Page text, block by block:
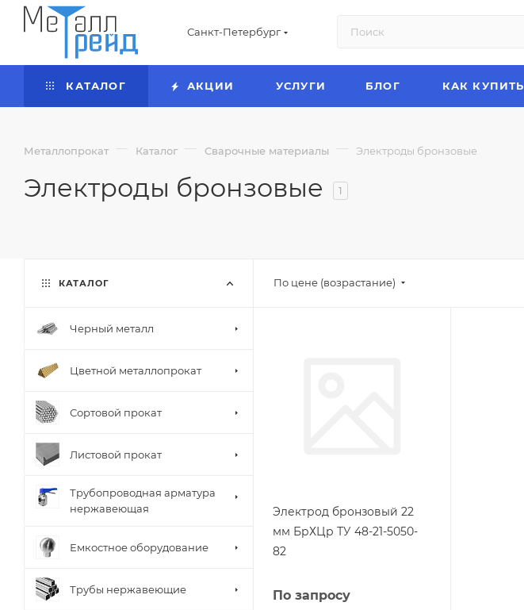
Санкт-Петербург
КАТАЛОГ АКЦИИ УСЛУГИ БЛОГ КАК КУПИТЬ
Металлопрокат — Каталог — Сварочные материалы — Электроды бронзовые
Электроды бронзовые 1
По цене (возрастание)
Электрод бронзовый 22
мм БрХЦр ТУ 48-21-5050-
82
По запросу
КАТАЛОГ
Черный металл
Цветной металлопрокат
Сортовой прокат
Листовой прокат
Трубопроводная арматура
нержавеющая
Емкостное оборудование
Трубы нержавеющие